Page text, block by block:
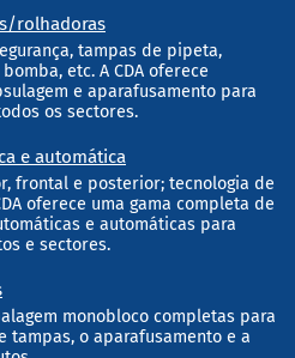
rolhadoras
tampas de pipeta,
etc. A CDA oferece
e aparafusamento para
os sectores.
e automática
frontal e posterior; tecnologia de
oferece uma gama completa de
e automáticas para
e sectores.
monobloco completas para
tampas, o aparafusamento e a